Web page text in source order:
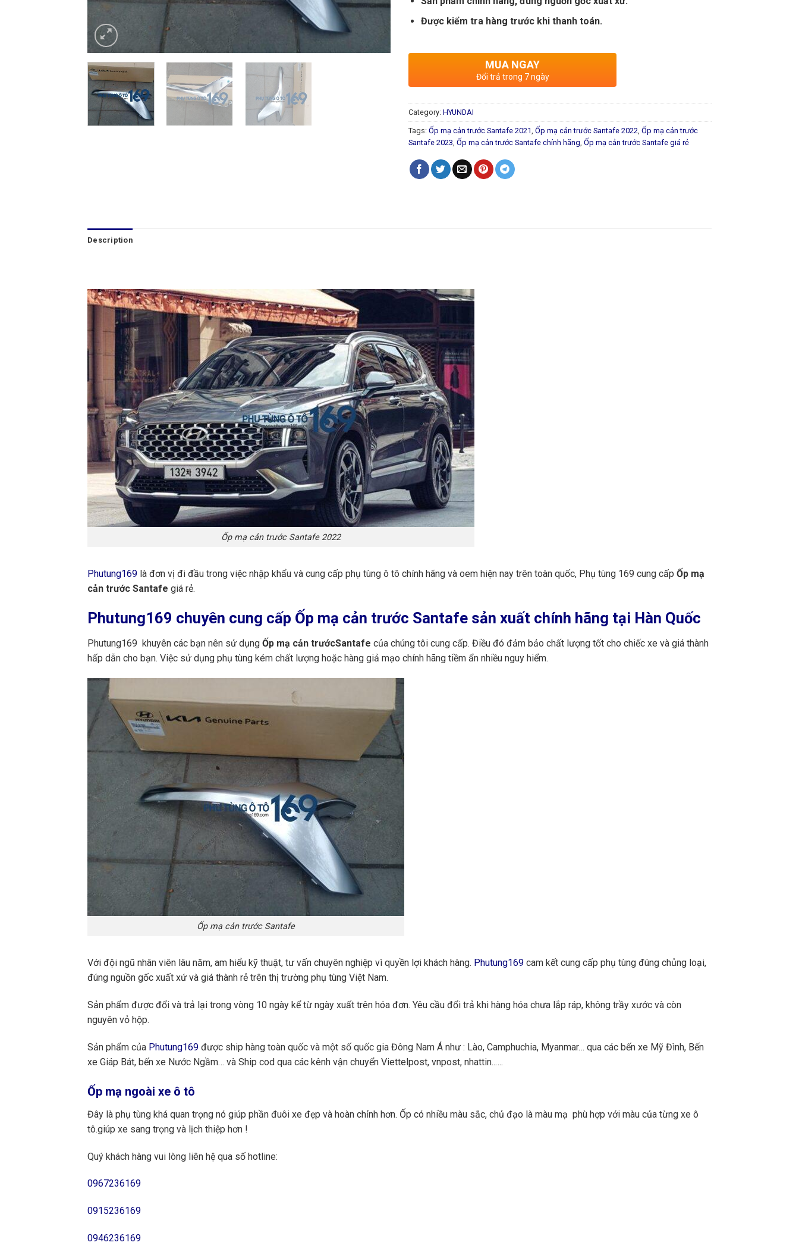
Được kiểm tra hàng trước khi thanh toán.
MUA NGAY
Đổi trả trong 7 ngày
Category: HYUNDAI
Tags: Ốp mạ cản trước Santafe 2021, Ốp mạ cản trước Santafe 2022, Ốp mạ cản trước
Santafe 2023, Ốp mạ cản trước Santafe chính hãng, Ốp mạ cản trước Santafe giá rẻ
Description
Ốp mạ cản trước Santafe 2022
Phutung169 là đơn vị đi đầu trong việc nhập khẩu và cung cấp phụ tùng ô tô chính hãng và oem hiện nay trên toàn quốc, Phụ tùng 169 cung cấp Ốp mạ
cản trước Santafe giá rẻ.
Phutung169 chuyên cung cấp Ốp mạ cản trước Santafe sản xuất chính hãng tại Hàn Quốc
Phutung169 khuyên các bạn nên sử dụng Ốp mạ cản trướcSantafe của chúng tôi cung cấp. Điều đó đảm bảo chất lượng tốt cho chiếc xe và giá thành
hấp dẫn cho bạn. Việc sử dụng phụ tùng kém chất lượng hoặc hàng giả mạo chính hãng tiềm ẩn nhiều nguy hiểm.
Ốp mạ cản trước Santafe
Với đội ngũ nhân viên lâu năm, am hiểu kỹ thuật, tư vấn chuyên nghiệp vì quyền lợi khách hàng. Phutung169 cam kết cung cấp phụ tùng đúng chủng loại,
đúng nguồn gốc xuất xứ và giá thành rẻ trên thị trường phụ tùng Việt Nam.
Sản phẩm được đổi và trả lại trong vòng 10 ngày kể từ ngày xuất trên hóa đơn. Yêu cầu đổi trả khi hàng hóa chưa lắp ráp, không trầy xước và còn
nguyên vỏ hộp.
Sản phẩm của Phutung169 được ship hàng toàn quốc và một số quốc gia Đông Nam Á như : Lào, Camphuchia, Myanmar… qua các bến xe Mỹ Đình, Bến
xe Giáp Bát, bến xe Nước Ngầm… và Ship cod qua các kênh vận chuyển Viettelpost, vnpost, nhattin..….
Ốp mạ ngoài xe ô tô
Đây là phụ tùng khá quan trọng nó giúp phần đuôi xe đẹp và hoàn chỉnh hơn. Ốp có nhiều màu sắc, chủ đạo là màu mạ phù hợp với màu của từng xe ô
tô.giúp xe sang trọng và lịch thiệp hơn !
Quý khách hàng vui lòng liên hệ qua số hotline:
0967236169
0915236169
0946236169